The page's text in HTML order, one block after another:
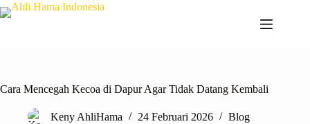
Cara Mencegah Kecoa di Dapur Agar Tidak Datang Kembali
Keny AhliHama 24 Februari 2026 Blog